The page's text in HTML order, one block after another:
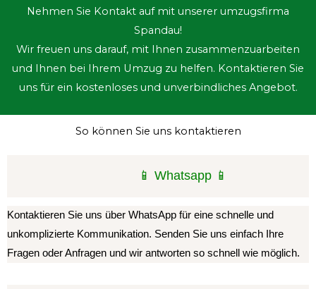
Nehmen Sie Kontakt auf mit unserer umzugsfirma
Spandau!
Wir freuen uns darauf, mit Ihnen zusammenzuarbeiten
und Ihnen bei Ihrem Umzug zu helfen. Kontaktieren Sie
uns für ein kostenloses und unverbindliches Angebot.
So können Sie uns kontaktieren
📱 Whatsapp 📱
Kontaktieren Sie uns über WhatsApp für eine schnelle und
unkomplizierte Kommunikation. Senden Sie uns einfach Ihre
Fragen oder Anfragen und wir antworten so schnell wie möglich.